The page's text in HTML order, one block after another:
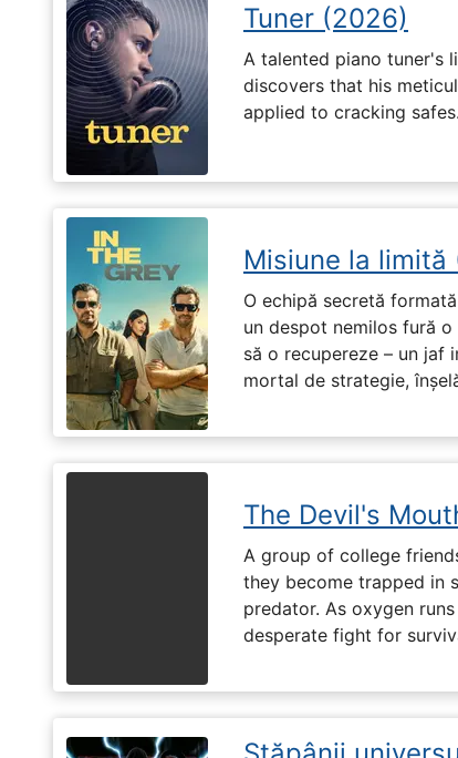
Tuner (2026)
A talented piano tuner's
discovers that his
applied to cracking safes.
Misiune la limită
O echipă secretă
un despot nemilos fură
să o recupereze – un jaf
mortal de strategie,
The Devil's
A group of college
they become trapped in
predator. As oxygen
desperate fight for